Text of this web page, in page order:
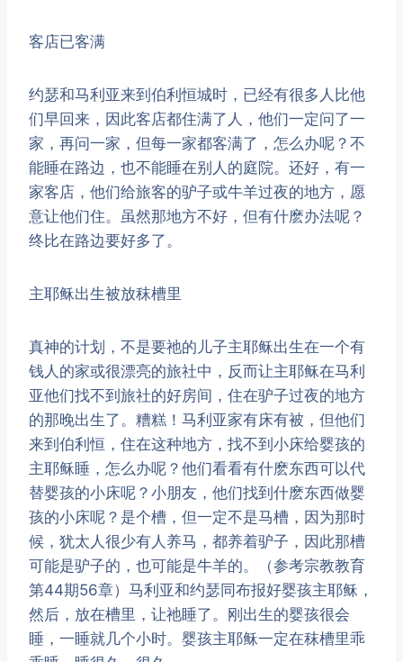
客店已客满
​约瑟和马利亚来到伯利恒城时，已经有很多人比他
们早回来，因此客店都住满了人，他们一定问了一
家，再问一家，但每一家都客满了，怎么办呢？不
能睡在路边，也不能睡在别人的庭院。还好，有一
家客店，他们给旅客的驴子或牛羊过夜的地方，愿
意让他们住。虽然那地方不好，但有什麽办法呢？
终比在路边要好多了。
主耶稣出生被放秣槽里
​真神的计划，不是要祂的儿子主耶稣出生在一个有
钱人的家或很漂亮的旅社中，反而让主耶稣在马利
亚他们找不到旅社的好房间，住在驴子过夜的地方
的那晚出生了。糟糕！马利亚家有床有被，但他们
来到伯利恒，住在这种地方，找不到小床给婴孩的
主耶稣睡，怎么办呢？他们看看有什麽东西可以代
替婴孩的小床呢？小朋友，他们找到什麽东西做婴
孩的小床呢？是个槽，但一定不是马槽，因为那时
候，犹太人很少有人养马，都养着驴子，因此那槽
可能是驴子的，也可能是牛羊的。（参考宗教教育
第44期56章）马利亚和约瑟同布报好婴孩主耶稣，
然后，放在槽里，让祂睡了。刚出生的婴孩很会
睡，一睡就几个小时。婴孩主耶稣一定在秣槽里乖